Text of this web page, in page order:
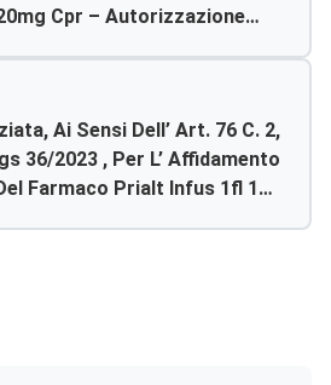
Cpr – Autorizzazione
Ai Sensi Dell’ Art. 76 C. 2,
36/2023 , Per L’ Affidamento
Farmaco Prialt Infus 1fl 1ml